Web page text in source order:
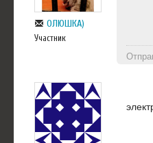
ОЛЮШКА)
Участник